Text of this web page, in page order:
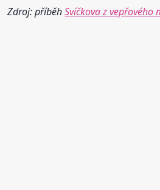
Zdroj: příběhSvíčkova z vepřového